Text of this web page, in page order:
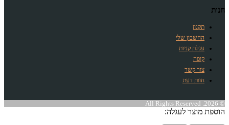
חנות
תקנון
החשבון שלי
עגלת קניות
קופה
צור קשר
חוות דעת
© 2026. All Rights Reserved
הוספת מוצר לעגלה: